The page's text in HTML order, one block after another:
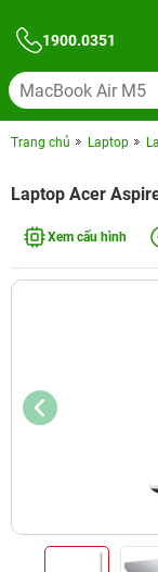
1900.0351
Trang chủ Laptop
Laptop Acer
Xem cấu hình